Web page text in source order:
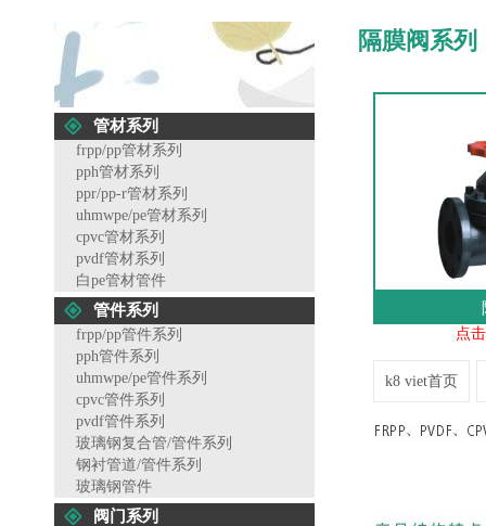
管材系列
frpp/pp管材系列
pph管材系列
ppr/pp-r管材系列
uhmwpe/pe管材系列
cpvc管材系列
pvdf管材系列
白pe管材管件
管件系列
frpp/pp管件系列
pph管件系列
uhmwpe/pe管件系列
cpvc管件系列
pvdf管件系列
玻璃钢复合管/管件系列
钢衬管道/管件系列
玻璃钢管件
阀门系列
隔膜阀系列
点
k8 viet首页